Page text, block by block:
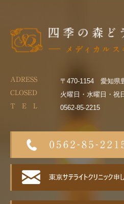
ADRESS 〒470-1154 愛知県
CLOSED 火曜日・水曜日・祝
T E L 0562-85-2215